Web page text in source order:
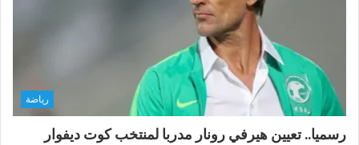
رياضة
رسميا.. تعيين هيرفي رونار مدربا لمنتخب كوت ديفوار